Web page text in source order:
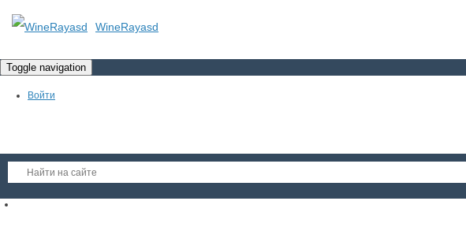
WineRayasd
Toggle navigation
Войти